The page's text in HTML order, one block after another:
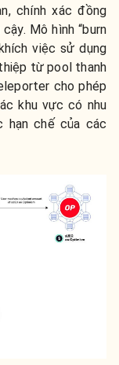
chính xác đồng
Mô hình “burn
việc sử dụng
từ pool thanh
cho phép
khu vực có nhu
hạn chế của các